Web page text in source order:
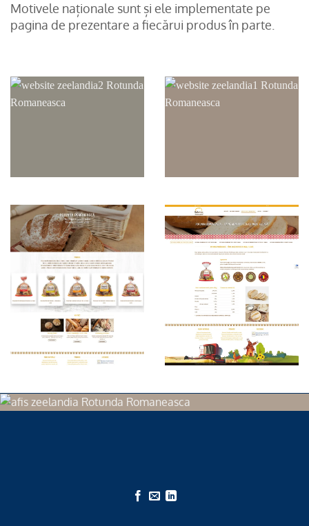
Motivele naționale sunt și ele implementate pe
pagina de prezentare a fiecărui produs în parte.